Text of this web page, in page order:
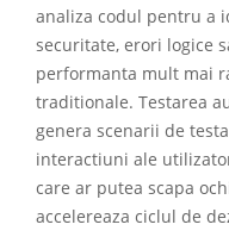
analiza codul pentru a
securitate, erori logice
performanta mult mai
traditionale. Testarea
genera scenarii de
interactiuni ale
care ar putea scapa
accelereaza ciclul de